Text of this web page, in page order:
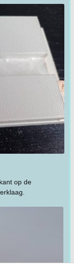
op de